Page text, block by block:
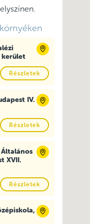
kerület
Részletek
IV.
Részletek
XVII.
Részletek